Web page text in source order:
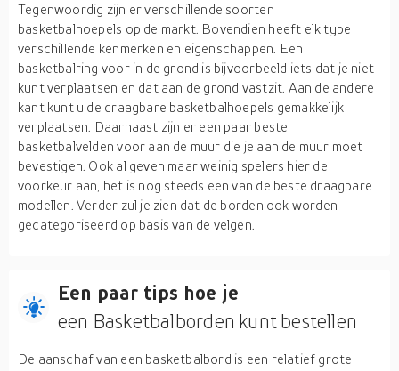
Tegenwoordig zijn er verschillende soorten
basketbalhoepels op de markt. Bovendien heeft elk type
verschillende kenmerken en eigenschappen. Een
basketbalring voor in de grond is bijvoorbeeld iets dat je niet
kunt verplaatsen en dat aan de grond vastzit. Aan de andere
kant kunt u de draagbare basketbalhoepels gemakkelijk
verplaatsen. Daarnaast zijn er een paar beste
basketbalvelden voor aan de muur die je aan de muur moet
bevestigen. Ook al geven maar weinig spelers hier de
voorkeur aan, het is nog steeds een van de beste draagbare
modellen. Verder zul je zien dat de borden ook worden
gecategoriseerd op basis van de velgen.
Een paar tips hoe je
een Basketbalborden kunt bestellen
De aanschaf van een basketbalbord is een relatief grote